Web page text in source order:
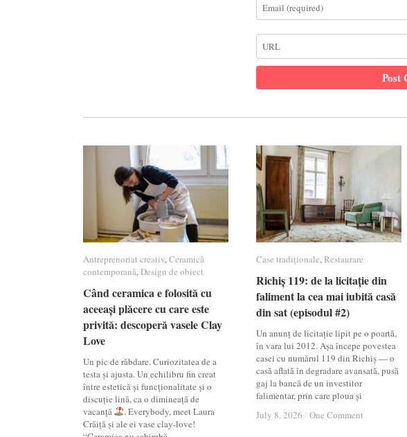
Antreprenoriat creativ,Ceramică
contemporană,Design de obiect
Când ceramica e folosită cu
aceeași plăcere cu care este
privită: descoperă vasele Clay
Love
Un pic de răbdare. Curiozitatea de a
testa și ajusta. Un echilibru fin creat
între estetică și funcționalitate și o
discuție lină, ca o dimineață de
vacanță
. Everybody, meet Laura
Crăiță și ale ei vase clay-love!
Antreprenoriat creativ Ceramică
contemporană Design de obiect
Când ceramica e folosită cu
aceeași plăcere cu care este
privită: descoperă vasele Clay
Love
Case tradiționale,Restaurare
Richiș 119: de la licitație din
faliment la cea mai iubită casă
din sat (episodul #2)
Un anunț de licitație lipit pe o poartă,
în vara lui 2012. Așa începe povestea
casei cu numărul 119 din Richiș — o
casă aflată în degradare avansată, pusă
gaj la bancă de un investitor
falimentar, prin care ploua și
July 8, 2026 / One Comment
Case tradiționale Restaurare
Richiș 119: de la licitație din
faliment la cea mai iubită casă
din sat (episodul #2)
July 8, 2026 / One Comment